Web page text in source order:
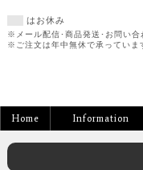
はお休み
※メール配信･商品発送･お問い合
※ご注文は年中無休で承っていま
Home Information